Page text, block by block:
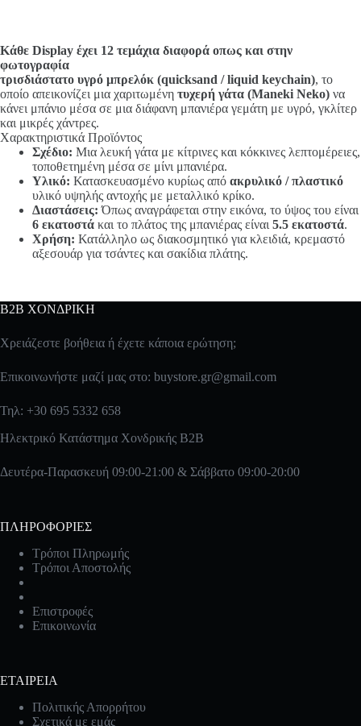
Κάθε Display έχει 12 τεμάχια διαφορά οπως και στην
φωτογραφία
τρισδιάστατο υγρό μπρελόκ (quicksand / liquid keychain), το
οποίο απεικονίζει μια χαριτωμένη τυχερή γάτα (Maneki Neko) να
κάνει μπάνιο μέσα σε μια διάφανη μπανιέρα γεμάτη με υγρό, γκλίτερ
και μικρές χάντρες.
Χαρακτηριστικά Προϊόντος
Σχέδιο: Μια λευκή γάτα με κίτρινες και κόκκινες λεπτομέρειες,
τοποθετημένη μέσα σε μίνι μπανιέρα.
Υλικό: Κατασκευασμένο κυρίως από ακρυλικό / πλαστικό
υλικό υψηλής αντοχής με μεταλλικό κρίκο.
Διαστάσεις: Όπως αναγράφεται στην εικόνα, το ύψος του είναι
6 εκατοστά και το πλάτος της μπανιέρας είναι 5.5 εκατοστά.
Χρήση: Κατάλληλο ως διακοσμητικό για κλειδιά, κρεμαστό
αξεσουάρ για τσάντες και σακίδια πλάτης.
B2B ΧΟΝΔΡΙΚΗ
Χρειάζεστε βοήθεια ή έχετε κάποια ερώτηση;
Επικοινωνήστε μαζί μας στο: buystore.gr@gmail.com
Τηλ: +30 695 5332 658
Ηλεκτρικό Κατάστημα Χονδρικής B2B
Δευτέρα-Παρασκευή 09:00-21:00 & Σάββατο 09:00-20:00
ΠΛΗΡΟΦΟΡΙΕΣ
Τρόποι Πληρωμής
Τρόποι Αποστολής
Επιστροφές
Επικοινωνία
ΕΤΑΙΡΕΙΑ
Πολιτικής Απορρήτου
Σχετικά με εμάς